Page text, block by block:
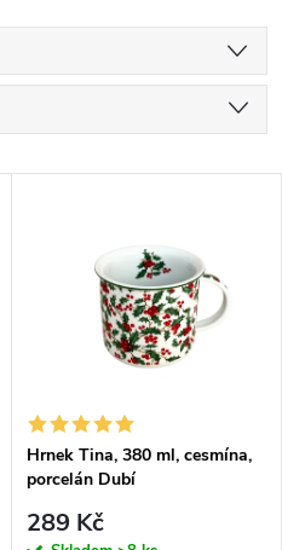
Hrnek Tina, 380 ml, cesmína,
porcelán Dubí
289 Kč